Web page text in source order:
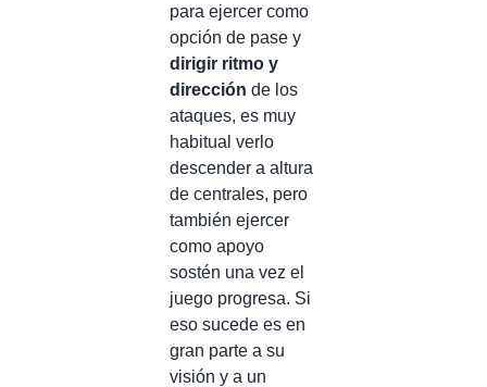
para ejercer como
opción de pase y
dirigir ritmo y
dirección de los
ataques, es muy
habitual verlo
descender a altura
de centrales, pero
también ejercer
como apoyo
sostén una vez el
juego progresa. Si
eso sucede es en
gran parte a su
visión y a un